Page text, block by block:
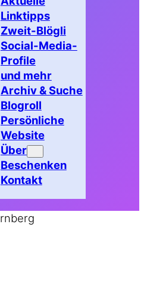
Linktipps
Zweit-Blögli
Social-Media-
Profile
und mehr
Archiv & Suche
Blogroll
Persönliche
Website
Über
Beschenken
Kontakt